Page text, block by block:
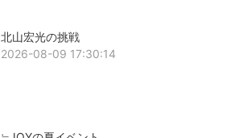
北山宏光の挑戦
2026-08-09 17:30:14